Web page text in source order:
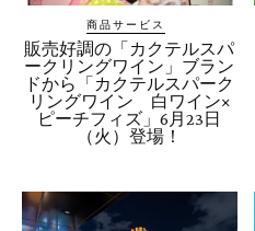
商品サービス
販売好調の「カクテルスパ
ークリングワイン」ブラン
ドから「カクテルスパーク
リングワイン 白ワイン×
ピーチフィズ」6月23日
（火）登場！